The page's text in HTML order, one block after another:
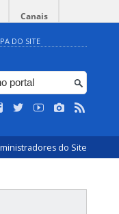
Canais
DO SITE
do Site